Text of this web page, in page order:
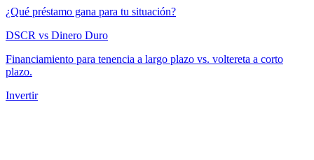
¿Qué préstamo gana para tu situación?
DSCR vs Dinero Duro
Financiamiento para tenencia a largo plazo vs. voltereta a corto
plazo.
Invertir